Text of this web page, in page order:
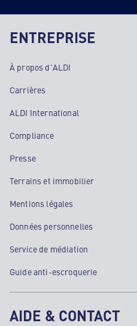
ENTREPRISE
À propos d'ALDI
Carrières
ALDI International
Compliance
Presse
Terrains et immobilier
Mentions légales
Données personnelles
Service de médiation
Guide anti-escroquerie
AIDE & CONTACT